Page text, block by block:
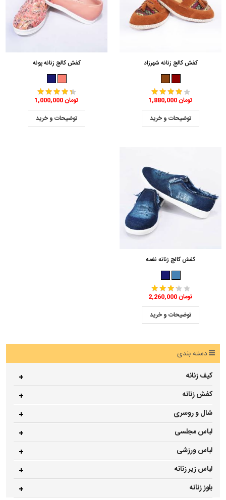
کفش کالج زنانه شهرزاد
1,880,000 تومان
توضیحات و خرید
کفش کالج زنانه پونه
1,000,000 تومان
توضیحات و خرید
کفش کالج زنانه نغمه
2,260,000 تومان
توضیحات و خرید
دسته بندی
کیف زنانه
کفش زنانه
شال و روسری
لباس مجلسی
لباس ورزشی
لباس زیر زنانه
بلوز زنانه